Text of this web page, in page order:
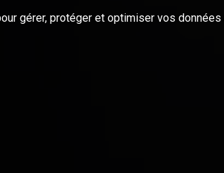
gérer, protéger et optimiser vos données